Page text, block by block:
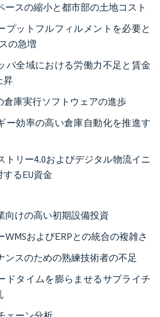
ースの縮小と都市部の土地コスト
プットフルフィルメントを必要と
の急増
パ全域における労働力不足と賃金
昇
倉庫実行ソフトウェアの進歩
ー効率の高い倉庫自動化を推進す
トリー4.0およびデジタル物流イニ
るEU資金
向けの高い初期設備投資
WMSおよびERPとの統合の複雑さ
ンスのための熟練技術者の不足
ドタイムを膨らませるサプライチ